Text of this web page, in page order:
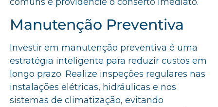
comuns e providencie o conserto imediato.
Manutenção Preventiva
Investir em manutenção preventiva é uma
estratégia inteligente para reduzir custos em
longo prazo. Realize inspeções regulares nas
instalações elétricas, hidráulicas e nos
sistemas de climatização, evitando